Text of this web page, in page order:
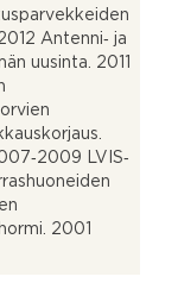
Antenni‐ ja
uusinta. 2011
LVIS‐
2001